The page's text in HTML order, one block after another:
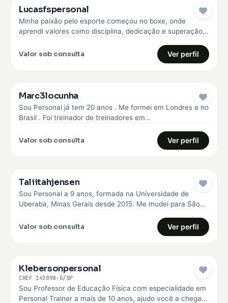
Lucasfspersonal
Minha paixão pelo esporte começou no boxe, onde
aprendi valores como disciplina, dedicação e superação.
Valor sob consulta Ver perfil
Marc3locunha
Sou Personal já tem 20 anos . Me formei em Londres e no
Brasil . Foi treinador de treinadores em…
Valor sob consulta Ver perfil
Taliitahjensen
Sou Personal a 9 anos, formada na Universidade de
Uberaba, Minas Gerais desde 2015. Me mudei para São
Valor sob consulta Ver perfil
Klebersonpersonal
CREF 143098-G/SP
Sou Professor de Educação Física com especialidade em
Personal Trainer a mais de 10 anos, ajudo você a chegar